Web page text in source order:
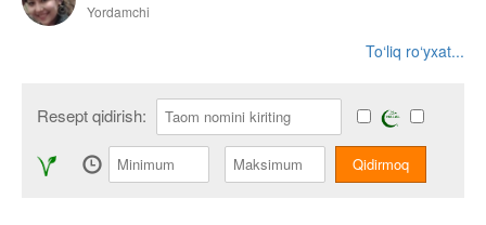
Yordamchi
To‘liq ro‘yxat...
Resept qidirish: